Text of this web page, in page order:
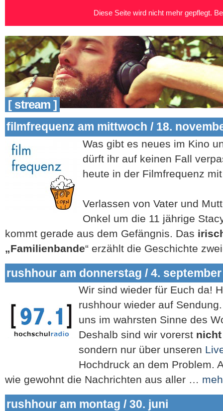
[ stream ]
filmfrequenz am mittwoch / 18.
Was gibt es neues im Kino
dürft ihr auf keinen Fall
heute in der Filmfrequenz
Verlassen von Vater und
Onkel um die 11 jährige
kommt gerade aus dem Gefängnis. Das
„Familienbande“ erzählt die Geschichte
rushhour am donnerstag / 4. september
Wir sind wieder für Euch da!
rushhour wieder auf
uns im wahrsten Sinne des
Deshalb sind wir vorerst nicht
sondern nur über unseren
Hochdruck an dem Problem.
wie gewohnt die Nachrichten aus aller …
rushhour am montag / 30. juni
Diese Seite wird nicht mehr gepflegt.